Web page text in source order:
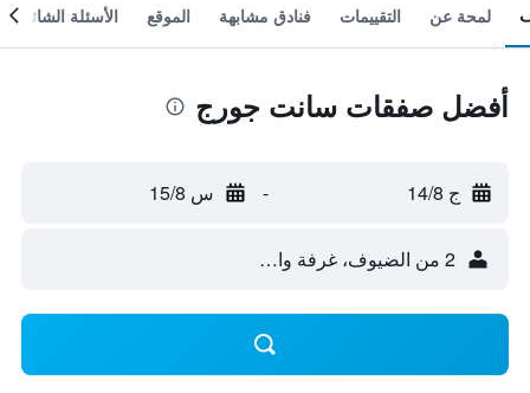
لمحة عن التقييمات فنادق مشابهة الموقع الأسئلة الشائعة
أفضل صفقات سانت جورج
ج 14/8 - س 15/8
2 من الضيوف، غرفة واحدة